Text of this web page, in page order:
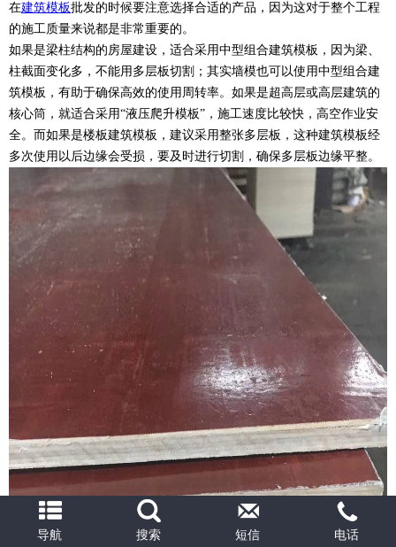
在建筑模板批发的时候要注意选择合适的产品，因为这对于整个工程
的施工质量来说都是非常重要的。
如果是梁柱结构的房屋建设，适合采用中型组合建筑模板，因为梁、
柱截面变化多，不能用多层板切割；其实墙模也可以使用中型组合建
筑模板，有助于确保高效的使用周转率。如果是超高层或高层建筑的
核心筒，就适合采用“液压爬升模板”，施工速度比较快，高空作业安
全。而如果是楼板建筑模板，建议采用整张多层板，这种建筑模板经
多次使用以后边缘会受损，要及时进行切割，确保多层板边缘平整。
导航 搜索 短信 电话